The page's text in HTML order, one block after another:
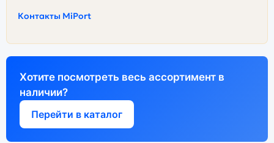
Контакты MiPort
Хотите посмотреть весь ассортимент в
наличии?
Перейти в каталог